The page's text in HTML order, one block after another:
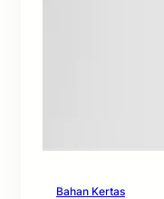
Bahan Kertas